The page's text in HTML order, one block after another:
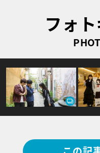
フォ